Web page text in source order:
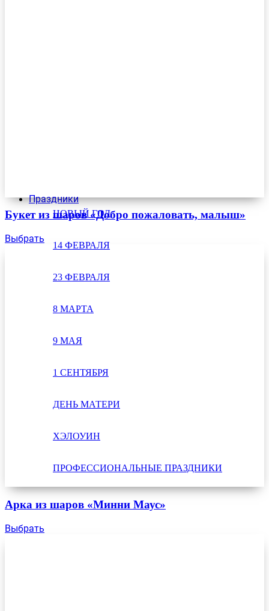
Праздники
НОВЫЙ ГОД
14 ФЕВРАЛЯ
23 ФЕВРАЛЯ
8 МАРТА
9 МАЯ
1 СЕНТЯБРЯ
ДЕНЬ МАТЕРИ
ХЭЛОУИН
ПРОФЕССИОНАЛЬНЫЕ ПРАЗДНИКИ
Букет из шаров «Добро пожаловать, малыш»
Выбрать
Арка из шаров «Минни Маус»
Выбрать